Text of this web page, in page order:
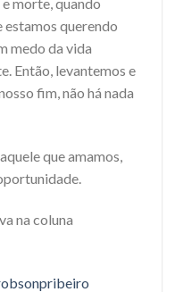
estamos querendo
medo da vida
Então, levantemos e
fim, não há nada
que amamos,
na coluna